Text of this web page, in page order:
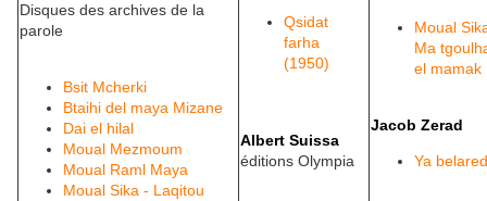
Disques des archives de la
parole
Bsit Mcherki
Btaihi del maya Mizane
Dai el hilal
Moual Mezmoum
Moual Raml Maya
Moual Sika - Laqitou
Qsidat
farha
(1950)
Albert Suissa
éditions Olympia
Moual
Ma
el mamak
Jacob Zerad
Ya